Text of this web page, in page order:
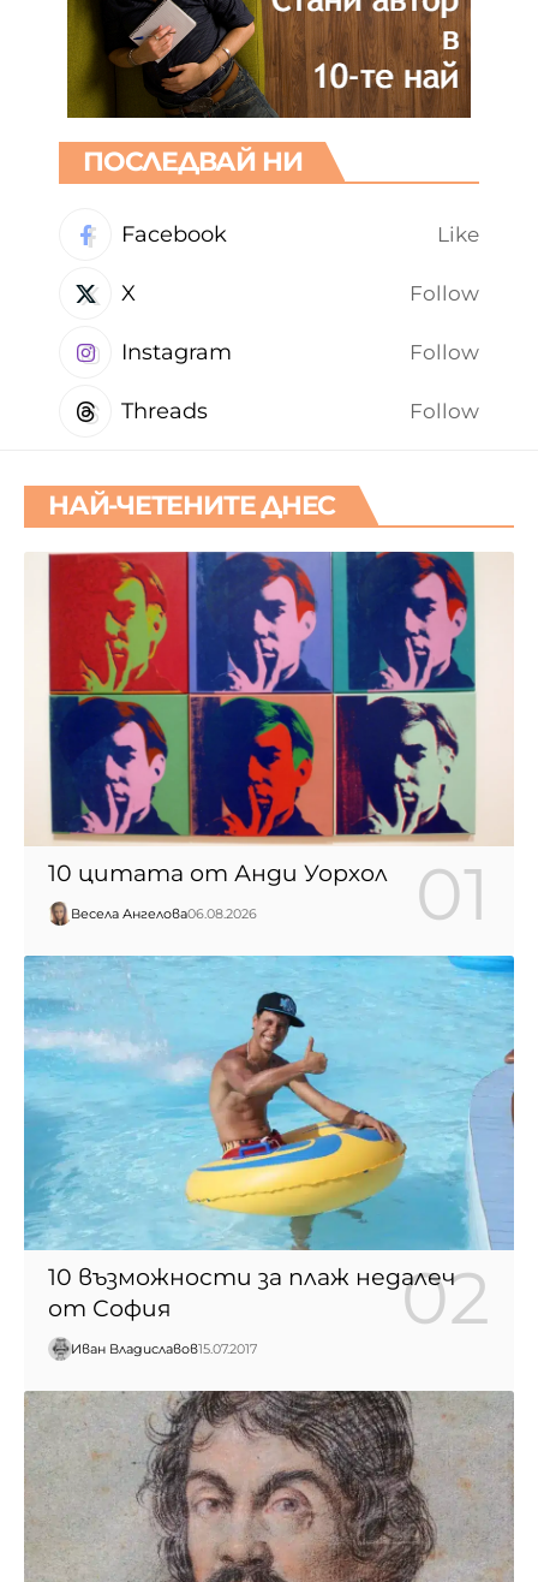
ПОСЛЕДВАЙ НИ
Facebook Like
X Follow
Instagram Follow
Threads Follow
НАЙ-ЧЕТЕНИТЕ ДНЕС
10 цитата от Анди Уорхол
Весела Ангелова06.08.2026
10 възможности за плаж недалеч
от София
Иван Владиславов15.07.2017